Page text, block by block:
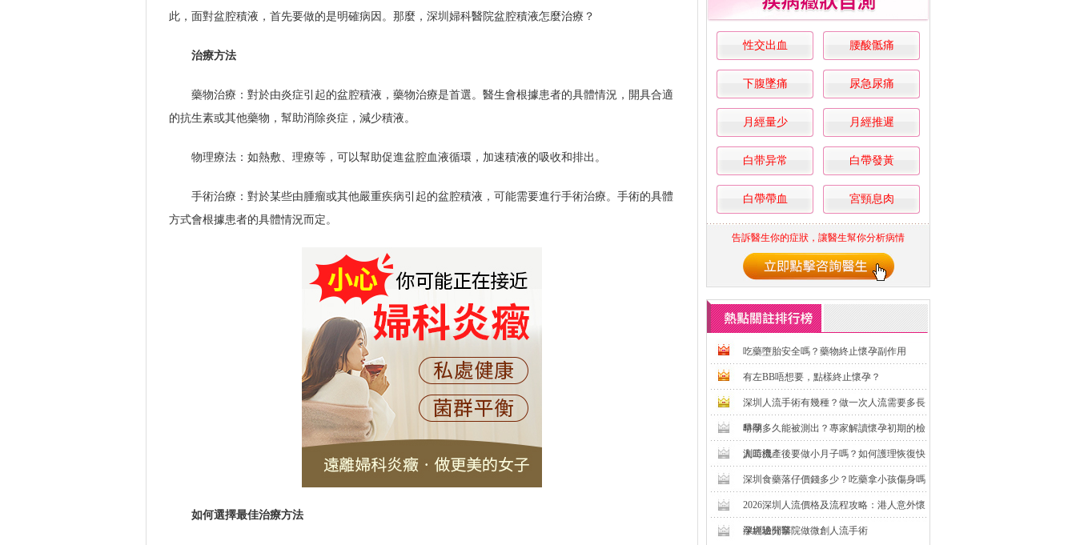
此，面對盆腔積液，首先要做的是明確病因。那麼，深圳婦科醫院盆腔積液怎麼治療？
治療方法
藥物治療：對於由炎症引起的盆腔積液，藥物治療是首選。醫生會根據患者的具體情況，開具合適
的抗生素或其他藥物，幫助消除炎症，減少積液。
物理療法：如熱敷、理療等，可以幫助促進盆腔血液循環，加速積液的吸收和排出。
手術治療：對於某些由腫瘤或其他嚴重疾病引起的盆腔積液，可能需要進行手術治療。手術的具體
方式會根據患者的具體情況而定。
如何選擇最佳治療方法
性交出血 腰酸骶痛
下腹墜痛 尿急尿痛
月經量少 月經推遲
白带异常 白帶發黃
白帶帶血 宮頸息肉
告訴醫生你的症狀，讓醫生幫你分析病情
吃藥墮胎安全嗎？藥物終止懷孕副作用
有左BB唔想要，點樣終止懷孕？
深圳人流手術有幾種？做一次人流需要多長
時間
早孕多久能被測出？專家解讀懷孕初期的檢
測時機
人工流產後要做小月子嗎？如何護理恢復快
深圳食藥落仔價錢多少？吃藥拿小孩傷身嗎
2026深圳人流價格及流程攻略：港人意外懷
孕經驗分享
深圳邊間醫院做微創人流手術